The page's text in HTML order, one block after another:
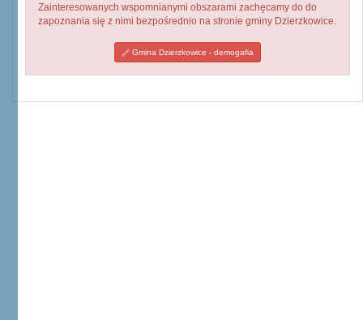
Zainteresowanych wspomnianymi obszarami zachęcamy do do
zapoznania się z nimi bezpośrednio na stronie gminy Dzierzkowice.
Gmina Dzierzkowice - demogafia